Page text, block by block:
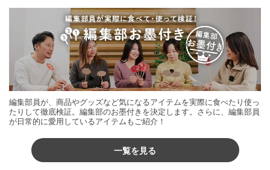
編集部員が、商品やグッズなど気になるアイテムを実際に食べたり使っ
たりして徹底検証。編集部のお墨付きを決定します。さらに、編集部員
が日常的に愛用しているアイテムもご紹介！
一覧を見る